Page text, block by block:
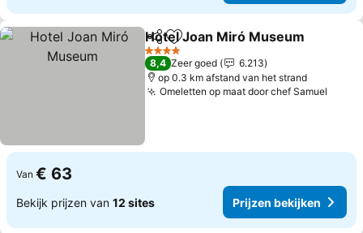
DelenToevoegen aan favorieten
Hotel Joan Miró Museum
4 Sterren
8,4 Zeer goed
6.213
op 0.3 km afstand van het strand
Omeletten op maat door chef Samuel
Van € 63
Bekijk prijzen van 12 sites Prijzen bekijken